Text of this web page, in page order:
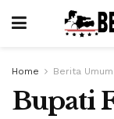
Home Berita Umum
Bupati